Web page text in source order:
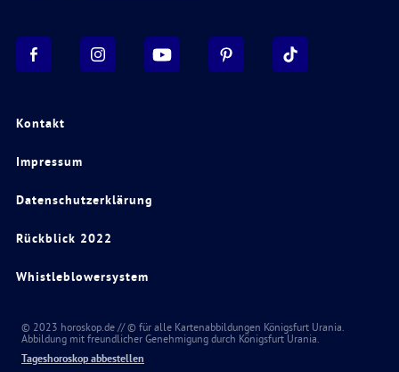
Kontakt
Impressum
Datenschutzerklärung
Rückblick 2022
Whistleblowersystem
© 2023 horoskop.de // © für alle Kartenabbildungen Königsfurt Urania.
Abbildung mit freundlicher Genehmigung durch Königsfurt Urania.
Tageshoroskop abbestellen